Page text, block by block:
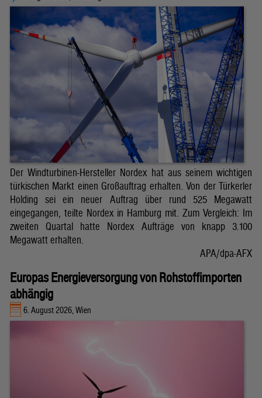
Der Windturbinen-Hersteller Nordex hat aus seinem wichtigen
türkischen Markt einen Großauftrag erhalten. Von der Türkerler
Holding sei ein neuer Auftrag über rund 525 Megawatt
eingegangen, teilte Nordex in Hamburg mit. Zum Vergleich: Im
zweiten Quartal hatte Nordex Aufträge von knapp 3.100
Megawatt erhalten.
APA/dpa-AFX
Europas Energieversorgung von Rohstoffimporten
abhängig
6. August 2026, Wien